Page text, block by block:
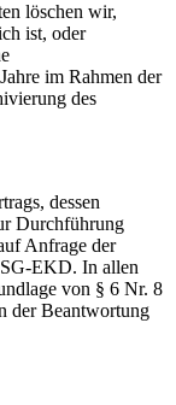
löschen wir,
ist, oder
im Rahmen der
des
dessen
Durchführung
Anfrage der
EKD. In allen
von § 6 Nr. 8
der Beantwortung